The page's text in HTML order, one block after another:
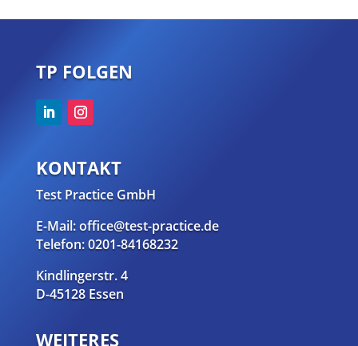
TP FOLGEN
KONTAKT
Test Practice GmbH
E-Mail: office@test-practice.de
Telefon: 0201-84168232
Kindlingerstr. 4
D-45128 Essen
WEITERES